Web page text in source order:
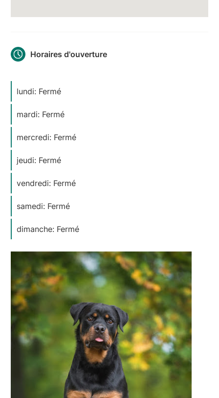
Horaires d'ouverture
lundi: Fermé
mardi: Fermé
mercredi: Fermé
jeudi: Fermé
vendredi: Fermé
samedi: Fermé
dimanche: Fermé